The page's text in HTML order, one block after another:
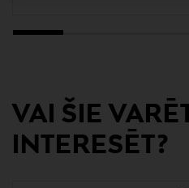
Ražotājs
Transmeri Oy
VAI ŠIE
INTERESĒT?